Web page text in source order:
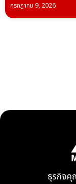
กรกฎาคม 9, 2026
ธุรกิจคุ